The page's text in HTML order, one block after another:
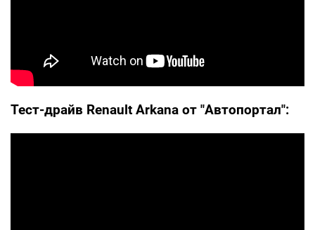
Тест-драйв Renault Arkana от "Автопортал":